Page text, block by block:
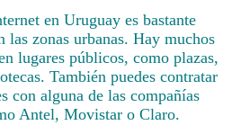
en Uruguay es bastante
las zonas urbanas. Hay muchos
lugares públicos, como plazas,
También puedes contratar
con alguna de las compañías
Antel, Movistar o Claro.